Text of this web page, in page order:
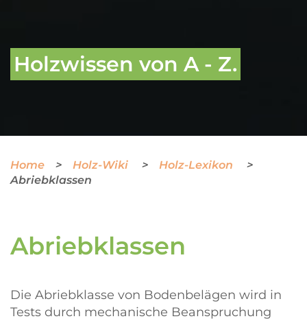
Holzwissen von A - Z.
Home Holz-Wiki
Holz-Lexikon
Abriebklassen
Abriebklassen
Die Abriebklasse von Bodenbelägen wird in
Tests durch mechanische Beanspruchung